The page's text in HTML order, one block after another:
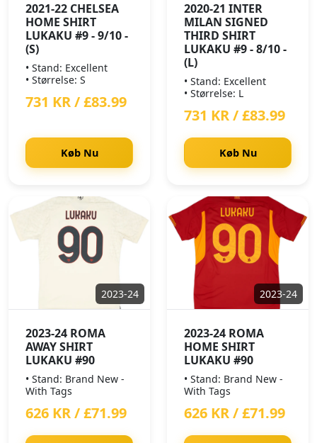
2021-22 CHELSEA
HOME SHIRT
LUKAKU #9 - 9/10 -
(S)
• Stand: Excellent
• Størrelse: S
731 KR / £83.99
Køb Nu
2020-21 INTER
MILAN SIGNED
THIRD SHIRT
LUKAKU #9 - 8/10 -
(L)
• Stand: Excellent
• Størrelse: L
731 KR / £83.99
Køb Nu
2023-24
2023-24 ROMA
AWAY SHIRT
LUKAKU #90
• Stand: Brand New -
With Tags
626 KR / £71.99
2023-24
2023-24 ROMA
HOME SHIRT
LUKAKU #90
• Stand: Brand New -
With Tags
626 KR / £71.99